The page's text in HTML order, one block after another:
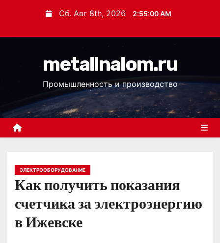
с
Сб. Авг 8th, 2026 2:55:01 AM
metallnalom.ru
Промышленность и производство
ЭЛЕКТРООБОРУДОВАНИЕ
Как получить показания
счетчика за электроэнергию
в Ижевске